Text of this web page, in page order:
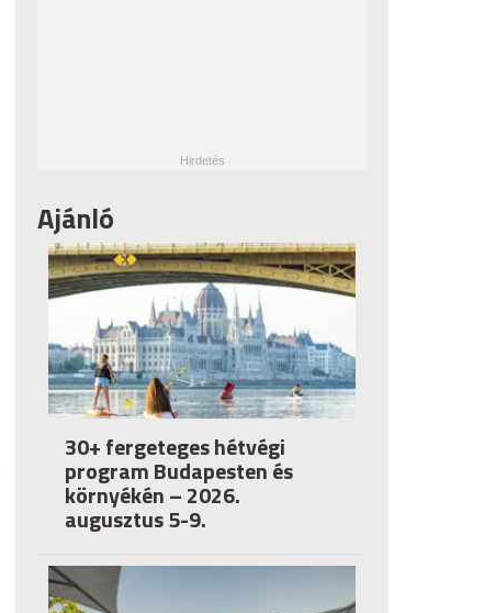
Ajánló
30+ fergeteges hétvégi
program Budapesten és
környékén – 2026.
augusztus 5-9.